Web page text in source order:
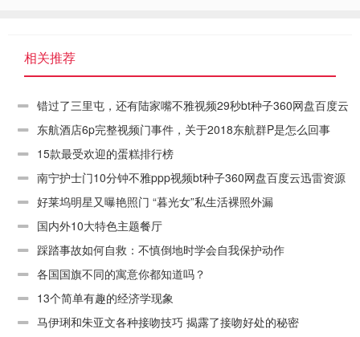
相关推荐
错过了三里屯，还有陆家嘴不雅视频29秒bt种子360网盘百度云
迅雷资源链接下载
东航酒店6p完整视频门事件，关于2018东航群P是怎么回事
15款最受欢迎的蛋糕排行榜
南宁护士门10分钟不雅ppp视频bt种子360网盘百度云迅雷资源
链接下载
好莱坞明星又曝艳照门 “暮光女”私生活裸照外漏
国内外10大特色主题餐厅
踩踏事故如何自救：不慎倒地时学会自我保护动作
各国国旗不同的寓意你都知道吗？
13个简单有趣的经济学现象
马伊琍和朱亚文各种接吻技巧 揭露了接吻好处的秘密